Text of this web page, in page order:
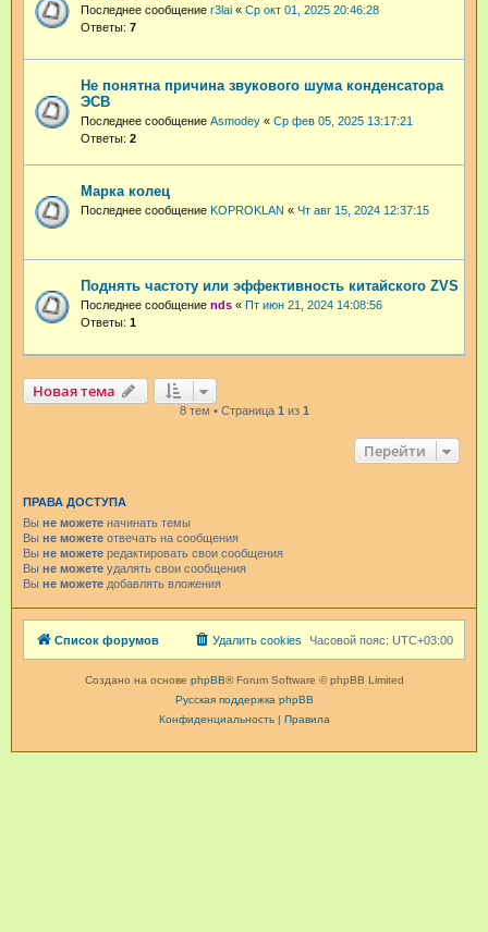
Последнее сообщение r3lai « Ср окт 01, 2025 20:46:28
Ответы: 7
Не понятна причина звукового шума конденсатора
ЭСВ
Последнее сообщение Asmodey « Ср фев 05, 2025 13:17:21
Ответы: 2
Марка колец
Последнее сообщение KOPROKLAN « Чт авг 15, 2024 12:37:15
Поднять частоту или эффективность китайского ZVS
Последнее сообщение nds « Пт июн 21, 2024 14:08:56
Ответы: 1
Новая тема
8 тем • Страница 1 из 1
Перейти
ПРАВА ДОСТУПА
Вы не можете начинать темы
Вы не можете отвечать на сообщения
Вы не можете редактировать свои сообщения
Вы не можете удалять свои сообщения
Вы не можете добавлять вложения
Список форумов Часовой пояс: UTC+03:00
Удалить cookies
Создано на основе phpBB® Forum Software © phpBB Limited
Русская поддержка phpBB
Конфиденциальность| Правила